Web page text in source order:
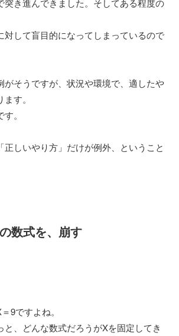
突き進んできました。そしてある程度の
対して盲目的になってしまっているので
がそうですが、状況や環境で、適したや
す。
。
正しいやり方」だけが例外、ということ
数式を、崩す
9ですよね。
と、どんな数式だろうがXを固定してき